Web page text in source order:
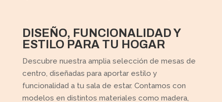
DISEÑO, FUNCIONALIDAD Y
ESTILO PARA TU HOGAR
Descubre nuestra amplia selección de mesas de
centro, diseñadas para aportar estilo y
funcionalidad a tu sala de estar. Contamos con
modelos en distintos materiales como madera,